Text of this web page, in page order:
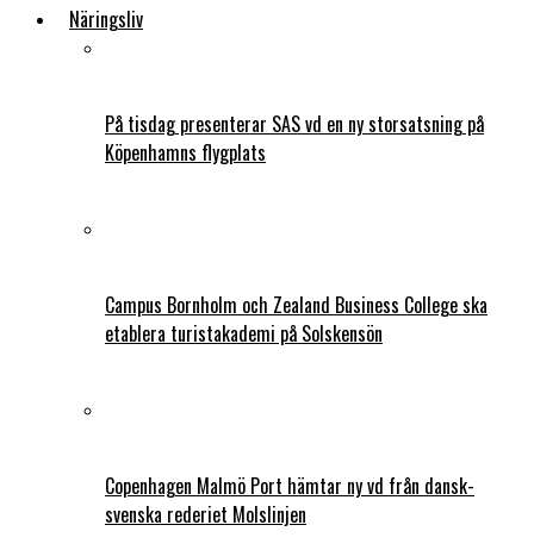
Näringsliv
På tisdag presenterar SAS vd en ny storsatsning på
Köpenhamns flygplats
Campus Bornholm och Zealand Business College ska
etablera turistakademi på Solskensön
Copenhagen Malmö Port hämtar ny vd från dansk-
svenska rederiet Molslinjen